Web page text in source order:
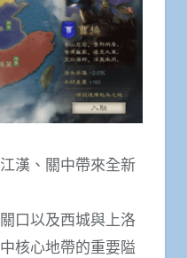
漢、關中帶來全新
口以及西城與上洛
核心地帶的重要隘